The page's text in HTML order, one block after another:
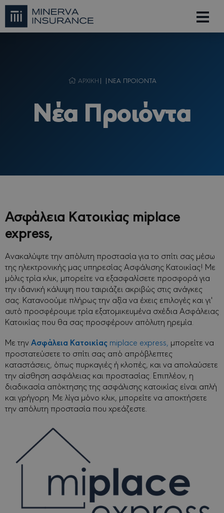
ΑΡΧΙΚΗ | | ΝΕΑ ΠΡΟΙΟΝΤΑ
Νέα Προιόντα
Ασφάλεια Κατοικίας miplace
express,
Ανακαλύψτε την απόλυτη προστασία για το σπίτι σας μέσω
της ηλεκτρονικής μας υπηρεσίας Ασφάλισης Κατοικίας! Με
μόλις τρία κλικ, μπορείτε να εξασφαλίσετε προσφορά για
την ιδανική κάλυψη που ταιριάζει ακριβώς στις ανάγκες
σας. Κατανοούμε πλήρως την αξία να έχεις επιλογές και γι'
αυτό προσφέρουμε τρία εξατομικευμένα σχέδια Ασφάλειας
Κατοικίας που θα σας προσφέρουν απόλυτη ηρεμία.
Με τηνΑσφάλεια Κατοικίαςmiplace express, μπορείτε να
προστατεύσετε το σπίτι σας από απρόβλεπτες
καταστάσεις, όπως πυρκαγιές ή κλοπές, και να απολαύσετε
την αίσθηση ασφάλειας και προστασίας. Επιπλέον, η
διαδικασία απόκτησης της ασφάλισης κατοικίας είναι απλή
και γρήγορη. Με λίγα μόνο κλικ, μπορείτε να αποκτήσετε
την απόλυτη προστασία που χρεάζεστε.